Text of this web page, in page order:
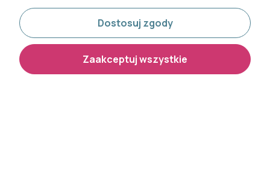
Otrzymaliśmy
odznakę od naszych
klientów:
Dostosuj zgody
Zaakceptuj wszystkie